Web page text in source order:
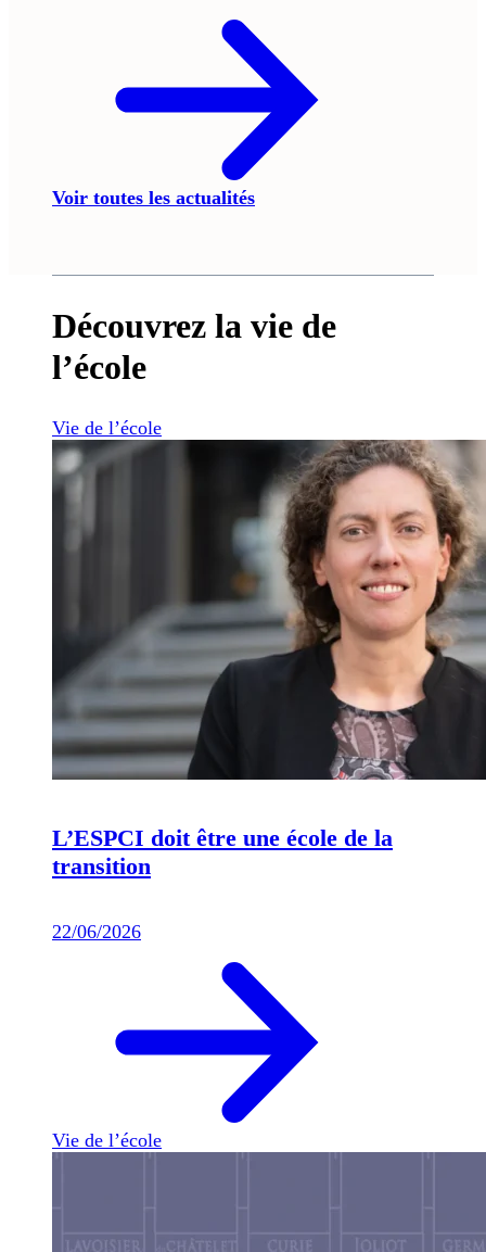
Voir toutes les actualités
Découvrez la vie de
l’école
Vie de l’école
L’ESPCI doit être une école de la
transition
22/06/2026
Vie de l’école